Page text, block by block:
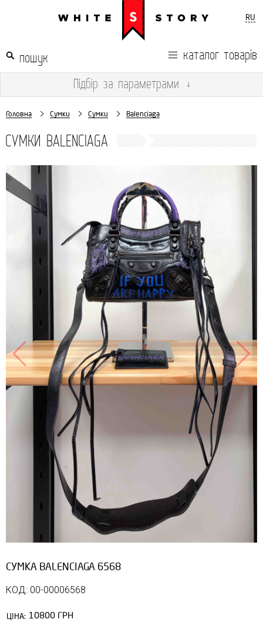
RU
каталог товарів
Підбір за параметрами ↓
Головна Сумки Сумки Balenciaga
СУМКИ BALENCIAGA
Продано
СУМКА BALENCIAGA 6568
КОД: 00-00006568
ЦІНА: 10800 ГРН